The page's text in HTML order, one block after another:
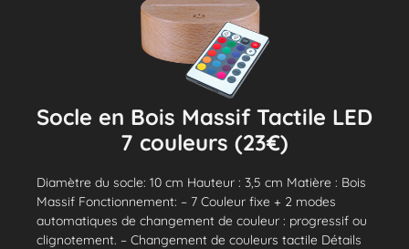
Socle en Bois Massif Tactile LED
7 couleurs (23€)
Diamètre du socle: 10 cm Hauteur : 3,5 cm Matière : Bois
Massif Fonctionnement: – 7 Couleur fixe + 2 modes
automatiques de changement de couleur : progressif ou
clignotement. – Changement de couleurs tactile Détails